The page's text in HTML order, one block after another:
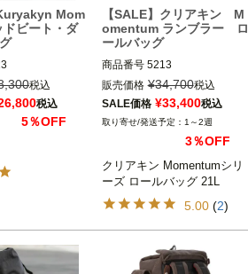
Mom
ビート・ダ
アキン）
税込
税込
5％OFF
【SALE】クリアキン M
omentum ランブラー ロ
ールバッグ
商品番号 5213
5MS: 567282
kuryakyn（クリアキン）
販売価格 ¥34,700税込
SALE価格 ¥33,400税込
1～2週
3％OFF
クリアキン Momentumシリ
ーズ ロールバッグ 21L
5.00(2)